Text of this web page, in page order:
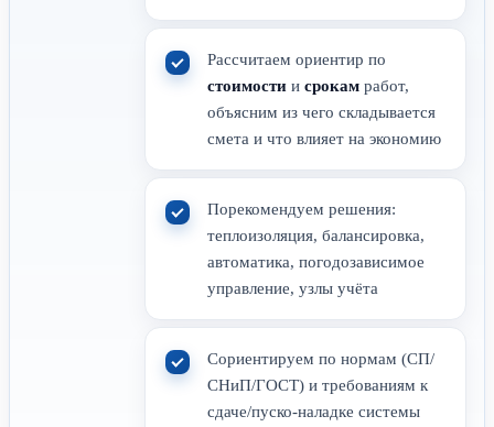
Рассчитаем ориентир по
стоимости и срокам работ,
объясним из чего складывается
смета и что влияет на экономию
Порекомендуем решения:
теплоизоляция, балансировка,
автоматика, погодозависимое
управление, узлы учёта
Сориентируем по нормам (СП/
СНиП/ГОСТ) и требованиям к
сдаче/пуско-наладке системы